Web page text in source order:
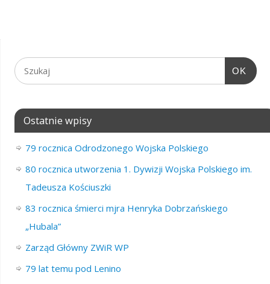
OK
Ostatnie wpisy
79 rocznica Odrodzonego Wojska Polskiego
80 rocznica utworzenia 1. Dywizji Wojska Polskiego im.
Tadeusza Kościuszki
83 rocznica śmierci mjra Henryka Dobrzańskiego
„Hubala”
Zarząd Główny ZWiR WP
79 lat temu pod Lenino